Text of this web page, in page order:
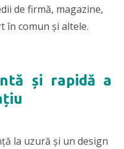
de firmă, magazine,
în comun și altele.
și rapidă a
la uzură și un design